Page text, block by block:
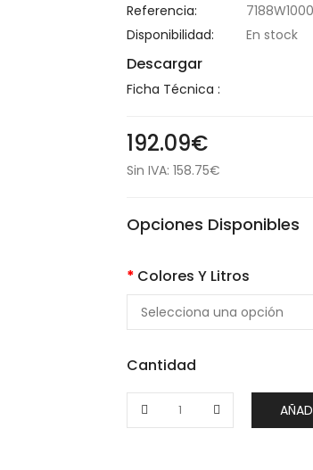
Referencia:
Disponibilidad:
En stock
Descargar
Ficha Técnica :
192.09€
Sin IVA: 158.75€
Opciones Disponibles
Colores Y Litros
Cantidad